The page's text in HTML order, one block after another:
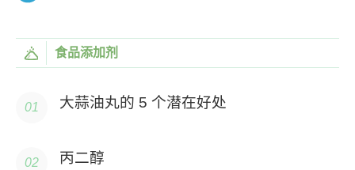
食品添加剂
大蒜油丸的 5 个潜在好处
丙二醇